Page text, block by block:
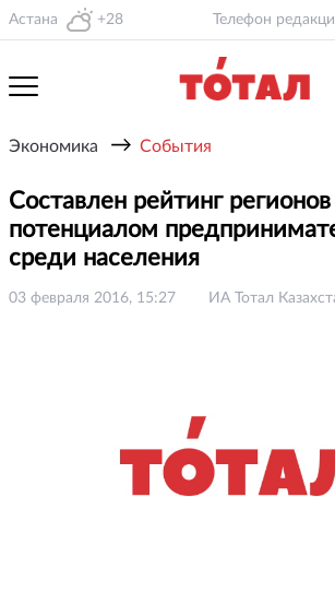
Астана +28 Телефон
Экономика → События
Составлен рейтинг
потенциалом
среди населения
03 февраля 2016, 15:27 ИА Тотал